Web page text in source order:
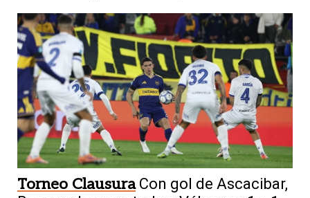
Torneo Clausura Con gol de Ascacibar,